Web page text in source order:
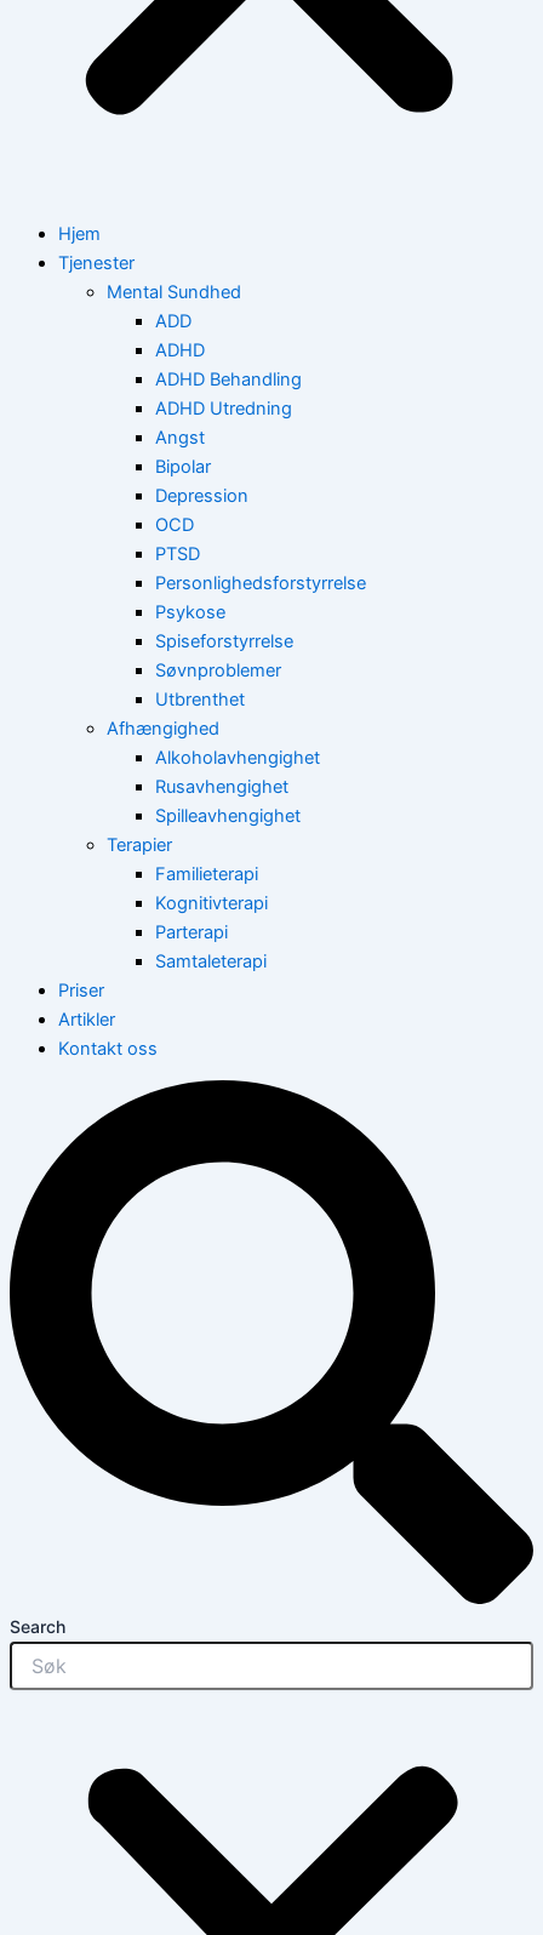
Hjem
Tjenester
Mental Sundhed
ADD
ADHD
ADHD Behandling
ADHD Utredning
Angst
Bipolar
Depression
OCD
PTSD
Personlighedsforstyrrelse
Psykose
Spiseforstyrrelse
Søvnproblemer
Utbrenthet
Afhængighed
Alkoholavhengighet
Rusavhengighet
Spilleavhengighet
Terapier
Familieterapi
Kognitivterapi
Parterapi
Samtaleterapi
Priser
Artikler
Kontakt oss
Search